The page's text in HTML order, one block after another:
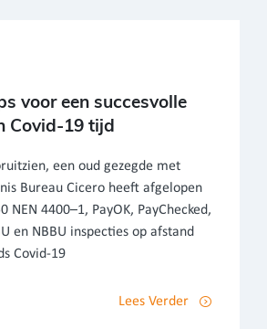
voor een succesvolle
Covid-19 tijd
een oud gezegde met
Bureau Cicero heeft afgelopen
NEN 4400–1, PayOK, PayChecked,
en NBBU inspecties op afstand
Covid-19
Lees Verder